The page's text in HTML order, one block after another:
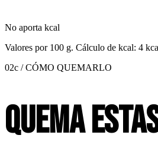
No aporta kcal
Valores por 100 g. Cálculo de kcal: 4
02c / CÓMO QUEMARLO
Quema